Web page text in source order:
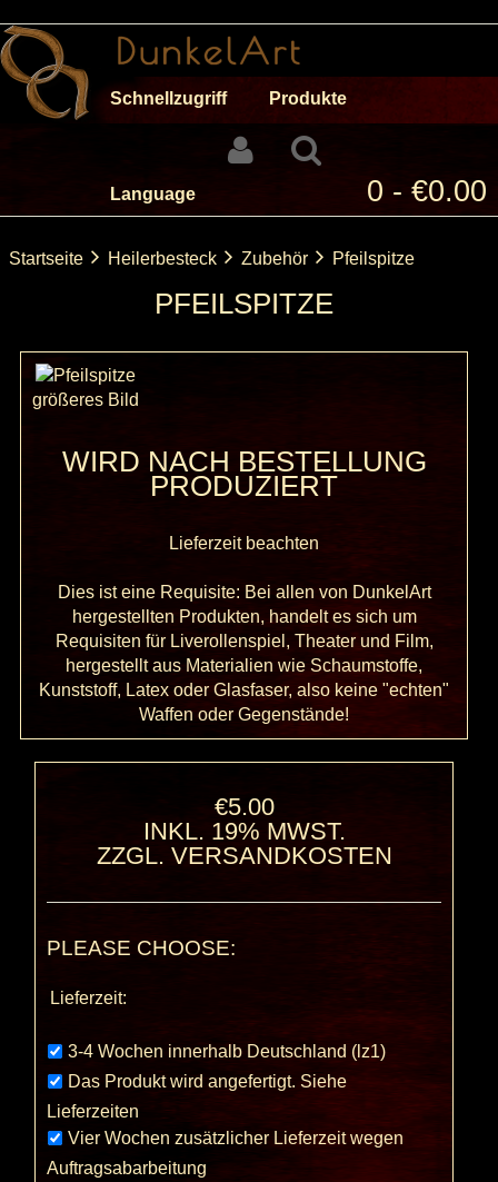
Schnellzugriff Produkte
Language 0 - €0.00
Startseite Heilerbesteck Zubehör Pfeilspitze
PFEILSPITZE
größeres Bild
WIRD NACH BESTELLUNG
PRODUZIERT
Lieferzeit beachten
Dies ist eine Requisite: Bei allen von DunkelArt
hergestellten Produkten, handelt es sich um
Requisiten für Liverollenspiel, Theater und Film,
hergestellt aus Materialien wie Schaumstoffe,
Kunststoff, Latex oder Glasfaser, also keine "echten"
Waffen oder Gegenstände!
€5.00
INKL. 19% MWST.
ZZGL. VERSANDKOSTEN
PLEASE CHOOSE:
Lieferzeit:
3-4 Wochen innerhalb Deutschland (lz1)
Das Produkt wird angefertigt. Siehe
Lieferzeiten
Vier Wochen zusätzlicher Lieferzeit wegen
Auftragsabarbeitung